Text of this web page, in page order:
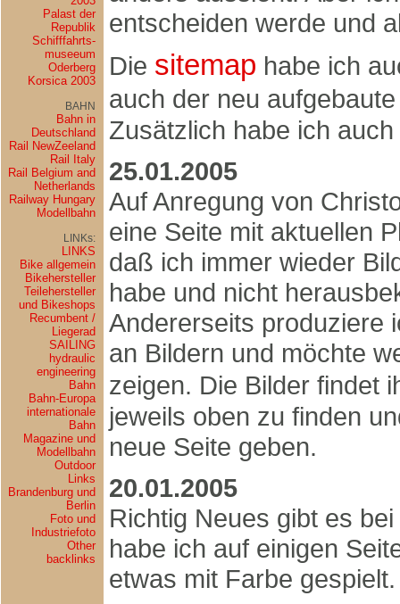
Palast der
Republik
Schifffahrts-
museeum
Oderberg
Korsica 2003
BAHN
Bahn in
Deutschland
Rail NewZeeland
Rail Italy
Rail Belgium and
Netherlands
Railway Hungary
Modellbahn
LINKs:
LINKS
Bike allgemein
Bikehersteller
Teilehersteller
und Bikeshops
Recumbent /
Liegerad
SAILING
hydraulic
engineering
Bahn
Bahn-Europa
internationale
Bahn
Magazine und
Modellbahn
Outdoor
Links
Brandenburg und
Berlin
Foto und
Industriefoto
Other
backlinks
entscheiden werde und
Die sitemap habe ich
auch der neu
Zusätzlich habe ich
25.01.2005
Auf Anregung von
eine Seite mit aktuellen
daß ich immer wieder
habe und nicht
Andererseits produziere
an Bildern und möchte
zeigen. Die Bilder findet
jeweils oben zu finden
neue Seite geben.
20.01.2005
Richtig Neues gibt es
habe ich auf einigen
etwas mit Farbe gespielt.